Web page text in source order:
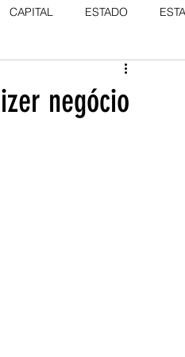
CAPITAL ESTADO
negócio